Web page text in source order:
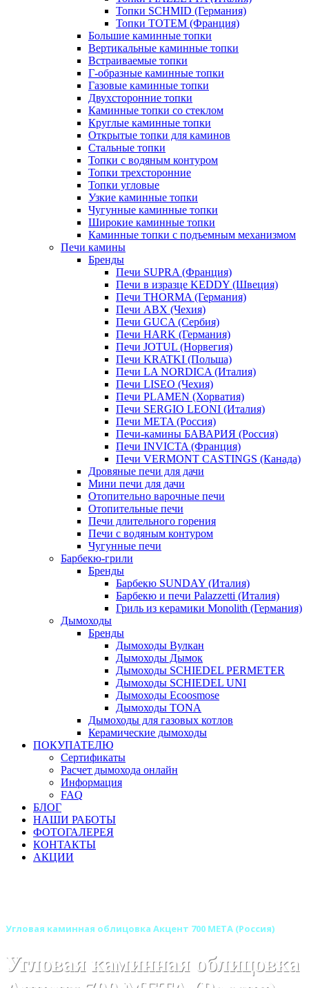
Топки SCHMID (Германия)
Топки TOTEM (Франция)
Большие каминные топки
Вертикальные каминные топки
Встраиваемые топки
Г-образные каминные топки
Газовые каминные топки
Двухсторонние топки
Каминные топки со стеклом
Круглые каминные топки
Открытые топки для каминов
Стальные топки
Топки с водяным контуром
Топки трехсторонние
Топки угловые
Узкие каминные топки
Чугунные каминные топки
Широкие каминные топки
Каминные топки с подъемным механизмом
Печи камины
Бренды
Печи SUPRA (Франция)
Печи в изразце KEDDY (Швеция)
Печи THORMA (Германия)
Печи ABX (Чехия)
Печи GUCA (Сербия)
Печи HARK (Германия)
Печи JOTUL (Норвегия)
Печи KRATKI (Польша)
Печи LA NORDICA (Италия)
Печи LISEO (Чехия)
Печи PLAMEN (Хорватия)
Печи SERGIO LEONI (Италия)
Печи META (Россия)
Печи-камины БАВАРИЯ (Россия)
Печи INVICTA (Франция)
Печи VERMONT CASTINGS (Канада)
Дровяные печи для дачи
Мини печи для дачи
Отопительно варочные печи
Отопительные печи
Печи длительного горения
Печи с водяным контуром
Чугунные печи
Барбекю-грили
Бренды
Барбекю SUNDAY (Италия)
Барбекю и печи Palazzetti (Италия)
Гриль из керамики Monolith (Германия)
Дымоходы
Бренды
Дымоходы Вулкан
Дымоходы Дымок
Дымоходы SCHIEDEL PERMETER
Дымоходы SCHIEDEL UNI
Дымоходы Ecoosmose
Дымоходы TONA
Дымоходы для газовых котлов
Керамические дымоходы
ПОКУПАТЕЛЮ
Сертификаты
Расчет дымохода онлайн
Информация
FAQ
БЛОГ
НАШИ РАБОТЫ
ФОТОГАЛЕРЕЯ
КОНТАКТЫ
АКЦИИ
Угловая каминная облицовка Акцент 700 МЕТА (Россия)
Угловая каминная облицовка